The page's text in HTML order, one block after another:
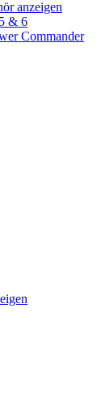
anzeigen
& 6
Commander